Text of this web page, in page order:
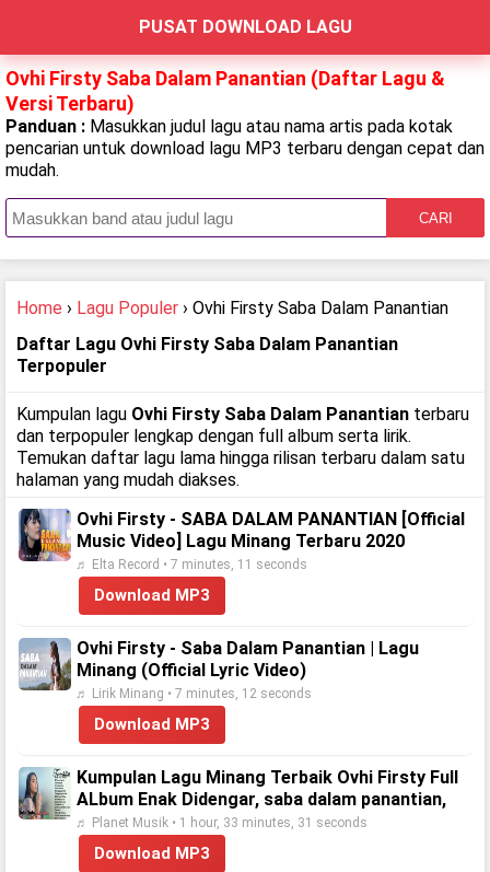
PUSAT DOWNLOAD LAGU
Ovhi Firsty Saba Dalam Panantian (Daftar Lagu &
Versi Terbaru)
Panduan : Masukkan judul lagu atau nama artis pada kotak
pencarian untuk download lagu MP3 terbaru dengan cepat dan
mudah.
CARI
Home › Lagu Populer › Ovhi Firsty Saba Dalam Panantian
Daftar Lagu Ovhi Firsty Saba Dalam Panantian
Terpopuler
Kumpulan lagu Ovhi Firsty Saba Dalam Panantian terbaru
dan terpopuler lengkap dengan full album serta lirik.
Temukan daftar lagu lama hingga rilisan terbaru dalam satu
halaman yang mudah diakses.
Ovhi Firsty - SABA DALAM PANANTIAN [Official
Music Video] Lagu Minang Terbaru 2020
♬ Elta Record • 7 minutes, 11 seconds
Download MP3
Ovhi Firsty - Saba Dalam Panantian | Lagu
Minang (Official Lyric Video)
♬ Lirik Minang • 7 minutes, 12 seconds
Download MP3
Kumpulan Lagu Minang Terbaik Ovhi Firsty Full
ALbum Enak Didengar, saba dalam panantian,
♬ Planet Musik • 1 hour, 33 minutes, 31 seconds
Download MP3